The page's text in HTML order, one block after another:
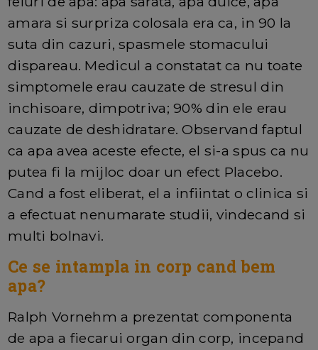
amara si surpriza colosala era ca, in 90 la
suta din cazuri, spasmele stomacului
dispareau. Medicul a constatat ca nu toate
simptomele erau cauzate de stresul din
inchisoare, dimpotriva; 90% din ele erau
cauzate de deshidratare. Observand faptul
ca apa avea aceste efecte, el si-a spus ca nu
putea fi la mijloc doar un efect Placebo.
Cand a fost eliberat, el a infiintat o clinica si
a efectuat nenumarate studii, vindecand si
multi bolnavi.
Ce se intampla in corp cand bem
apa?
Ralph Vornehm a prezentat componenta
de apa a fiecarui organ din corp, incepand